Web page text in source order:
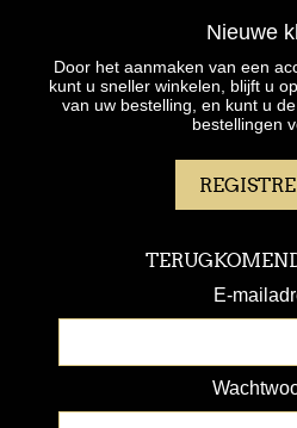
Nieuwe
Door het aanmaken van een
kunt u sneller winkelen, blijft u
van uw bestelling, en kunt u
bestellingen
E-